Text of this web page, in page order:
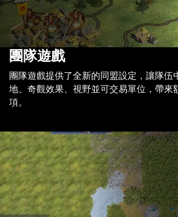
團隊遊戲
團隊遊戲提供了全新的同盟設定，讓隊伍
地、奇觀效果、視野並可交易單位，帶來
項。